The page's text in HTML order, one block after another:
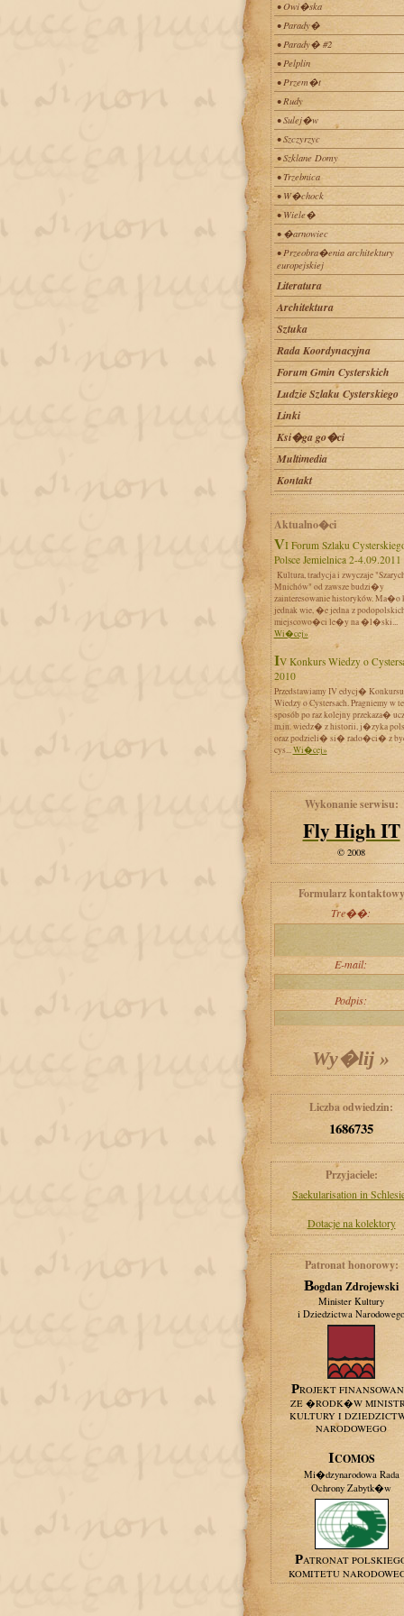
• Owi�ska
• Parady�
• Parady� #2
• Pelplin
• Przem�t
• Rudy
• Sulej�w
• Szczyrzyc
• Szklane Domy
• Trzebnica
• W�chock
• Wiele�
• �arnowiec
• Przeobra�enia architektury
europejskiej
Literatura
Architektura
Sztuka
Rada Koordynacyjna
Forum Gmin Cysterskich
Ludzie Szlaku Cysterskiego
Linki
Ksi�ga go�ci
Multimedia
Kontakt
Aktualno�ci
VI Forum Szlaku Cysterskiego w
Polsce Jemielnica 2-4.09.2011
Kultura, tradycja i zwyczaje
Mnichów" od zawsze budzi�y
zainteresowanie historyków. Ma�o
jednak wie, �e jedna z
miejscowo�ci le�y na �l�ski...
Wi�cej»
IV Konkurs Wiedzy o Cystersach
2010
Przedstawiamy IV edycj� Konkursu
Wiedzy o Cystersach. Pragniemy w
sposób po raz kolejny przekaza�
m.in. wiedz� z historii, j�zyka
oraz podzieli� si� rado�ci� z
cys...Wi�cej»
Wykonanie serwisu:
Fly High IT
© 2008
Formularz kontaktowy
Tre��:
E-mail:
Podpis:
Liczba odwiedzin:
1686735
Przyjaciele:
Saekularisation in
Dotacje na kolektory
Patronat honorowy:
Bogdan Zdrojewski
Minister Kultury
i Dziedzictwa Narodowego
PROJEKT
ZE �RODK�W
KULTURY I
NARODOWEGO
ICOMOS
Mi�dzynarodowa Rada
Ochrony Zabytk�w
PATRONAT
KOMITETU